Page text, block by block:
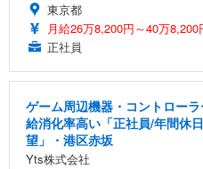
東京都
月給26万8,200円～40万8,200
正社員
ゲーム周辺機器・コントロー
給消化率高い「正社員/年間休
望」・港区赤坂
Yts株式会社